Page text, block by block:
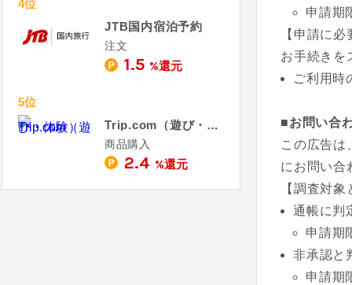
申請期
【申請に
お手続きを
ご利用時
■お問い合
この広告は
にお問い合
【調査対
通帳に判
申請期
非承認と
申請期
4位
JTB国内宿泊予約
注文
1.5 %還元
5位
Trip.com（遊び・体験）
商品購入
2.4 %還元